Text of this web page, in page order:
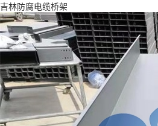
吉林防腐电缆桥架